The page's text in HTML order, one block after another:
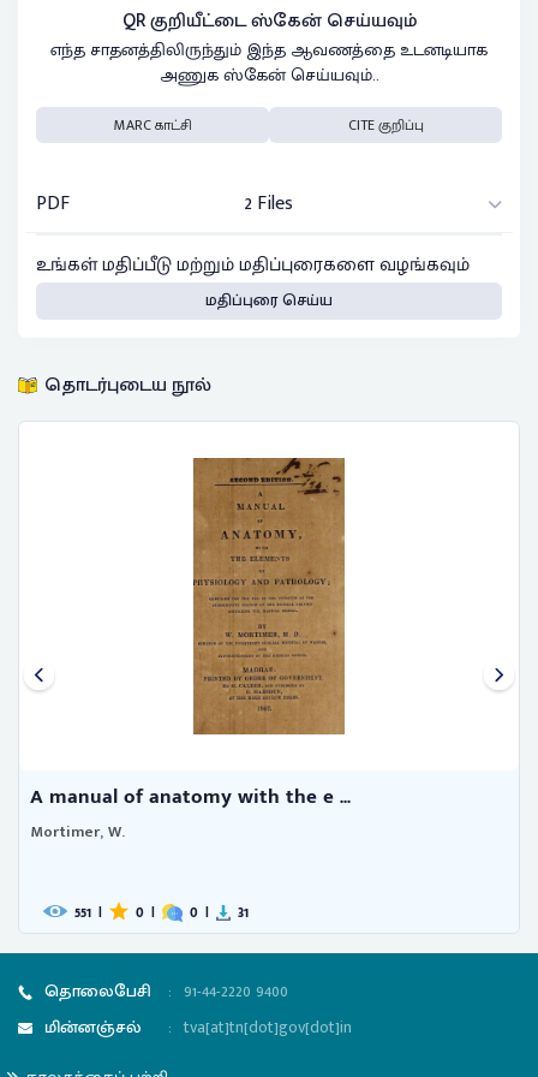
QR குறியீட்டை ஸ்கேன் செய்யவும்
எந்த சாதனத்திலிருந்தும் இந்த ஆவணத்தை உடனடியாக
அணுக ஸ்கேன் செய்யவும்..
MARC காட்சி CITE குறிப்பு
PDF
2 Files
உங்கள் மதிப்பீடு மற்றும் மதிப்புரைகளை வழங்கவும்
மதிப்புரை செய்ய
தொடர்புடைய நூல்
A manual of anatomy with the e ...
Mortimer, W.
551 | 0 | 0 | 31
தொலைபேசி : 91-44-2220 9400
மின்னஞ்சல்
: tva[at]tn[dot]gov[dot]in